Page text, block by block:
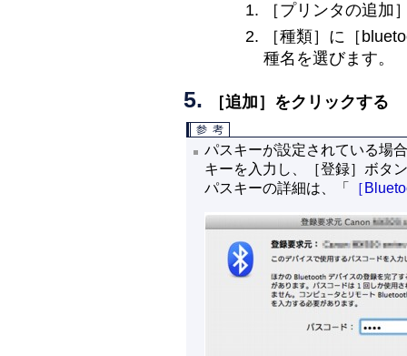
［プリンタの追加
［種類］に［
種名を選びます。
［追加］をクリックする
パスキーが設定されている場
キーを入力し、［登録］ボタ
パスキーの詳細は、「
［